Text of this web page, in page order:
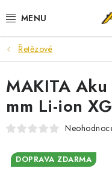
na
TELEFONY, TABLETY
POČÍTAČE,
PRO HRÁČE
Řetězové
MAKITA
mm Li-ion
DOPRAVA ZDARMA